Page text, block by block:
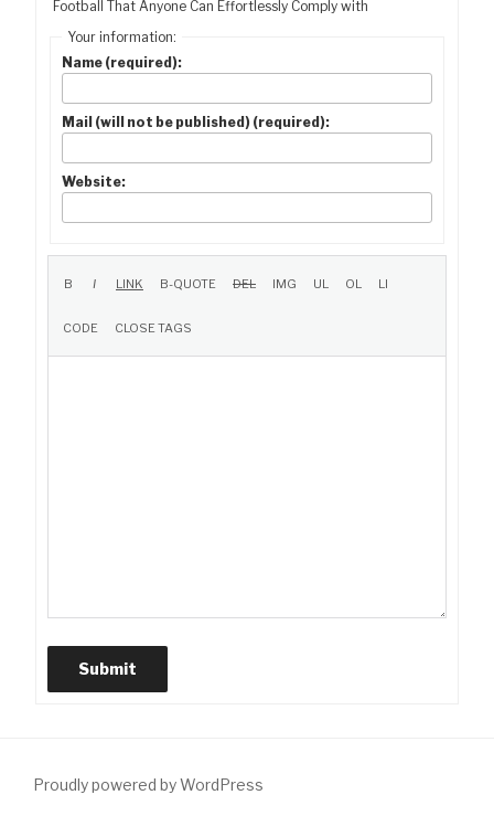
Football That Anyone Can Effortlessly Comply with
Your information:
Name (required):
Mail (will not be published) (required):
Website:
Submit
Proudly powered by WordPress